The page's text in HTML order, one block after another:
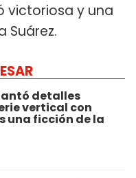
victoriosa y una
Suárez.
detalles
vertical con
una ficción de la